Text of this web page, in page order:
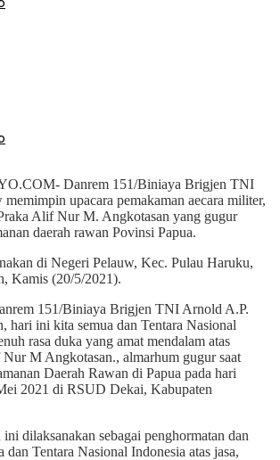
Danrem 151/Biniaya Brigjen TNI
upacara pemakaman aecara militer,
Alif Nur M. Angkotasan yang gugur
daerah rawan Povinsi Papua.
di Negeri Pelauw, Kec. Pulau Haruku,
Kamis (20/5/2021).
151/Biniaya Brigjen TNI Arnold A.P.
hari ini kita semua dan Tentara Nasional
rasa duka yang amat mendalam atas
M Angkotasan., almarhum gugur saat
Daerah Rawan di Papua pada hari
2021 di RSUD Dekai, Kabupaten
ini dilaksanakan sebagai penghormatan dan
dan Tentara Nasional Indonesia atas jasa,